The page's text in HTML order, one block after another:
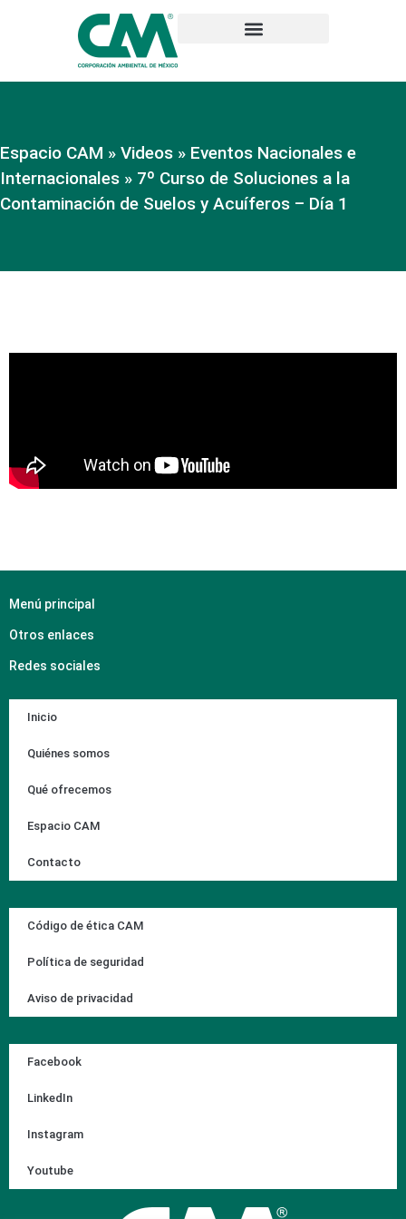
Espacio CAM » Videos » Eventos Nacionales e
Internacionales » 7º Curso de Soluciones a la
Contaminación de Suelos y Acuíferos – Día 1
Menú principal
Otros enlaces
Redes sociales
Inicio
Quiénes somos
Qué ofrecemos
Espacio CAM
Contacto
Código de ética CAM
Política de seguridad
Aviso de privacidad
Facebook
LinkedIn
Instagram
Youtube